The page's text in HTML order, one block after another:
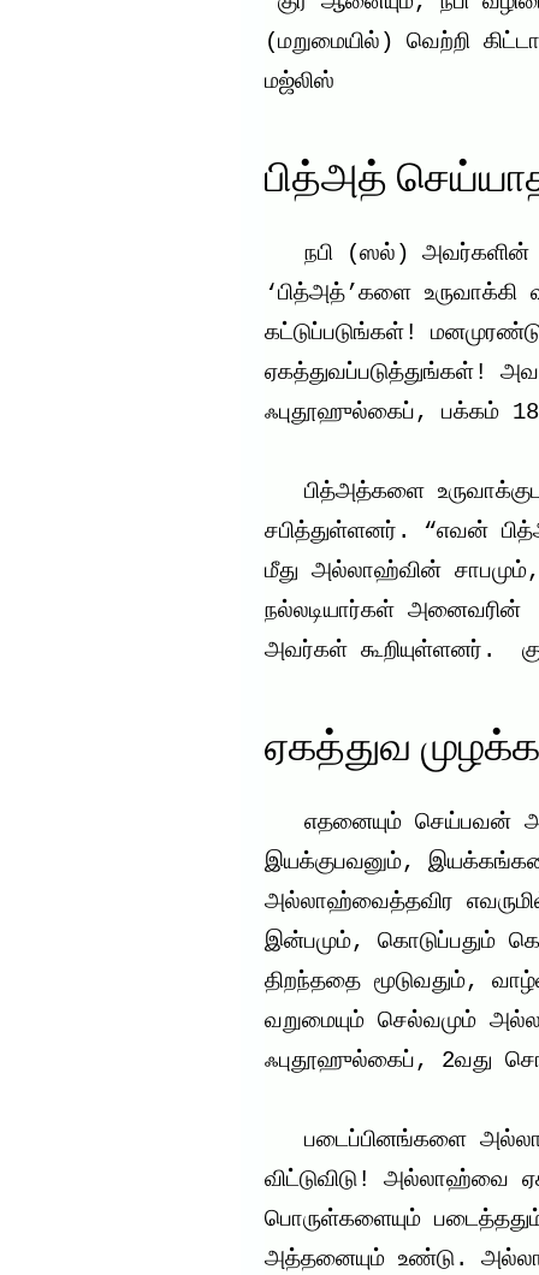
(மறுமையில்) வெற்றி
பித்அத்
‘பித்அத்’களை உருவாக்கி
கட்டுப்படுங்கள்!
ஏகத்துவப்படுத்துங்கள்!
ஃபுதூஹுல்கைப், பக்கம்
சபித்துள்ளனர். “எவன்
மீது அல்லாஹ்வின்
நல்லடியார்கள் அனைவரின்
அவர்கள் கூறியுள்ளனர்.
ஏகத்துவ
இயக்குபவனும்,
அல்லாஹ்வைத்தவிர
இன்பமும், கொடுப்பதும்
திறந்ததை மூடுவதும்,
வறுமையும் செல்வமும்
ஃபுதூஹுல்கைப், 2வது
விட்டுவிடு! அல்லாஹ்வை
பொருள்களையும்
அத்தனையும் உண்டு.